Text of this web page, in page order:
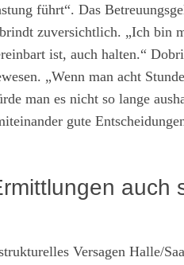
führt“. Das
zuversichtlich. „Ich bin
ist, auch halten.“
„Wenn man acht
man es nicht so lange
gute
auch
Halle/